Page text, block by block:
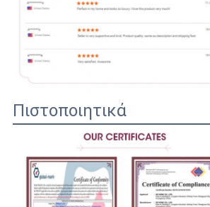
Πιστοποιητικά